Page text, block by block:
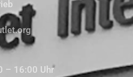
– 16:00 Uhr